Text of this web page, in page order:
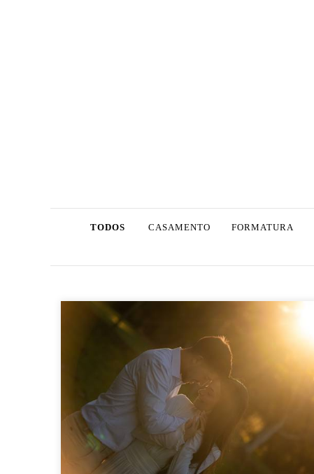
TODOS CASAMENTO FORMATURA